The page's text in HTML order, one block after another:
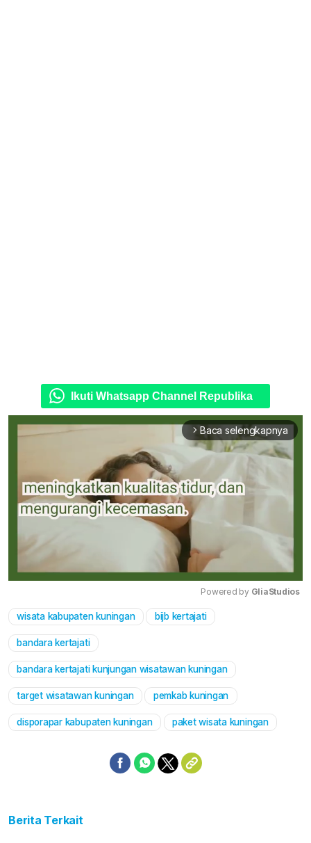
Ikuti Whatsapp Channel Republika
arrow_forward_ios Baca selengkapnya
Powered by GliaStudios
wisata kabupaten kuningan bijb kertajati
bandara kertajati
bandara kertajati kunjungan wisatawan kuningan
target wisatawan kuningan pemkab kuningan
disporapar kabupaten kuningan paket wisata kuningan
Berita Terkait